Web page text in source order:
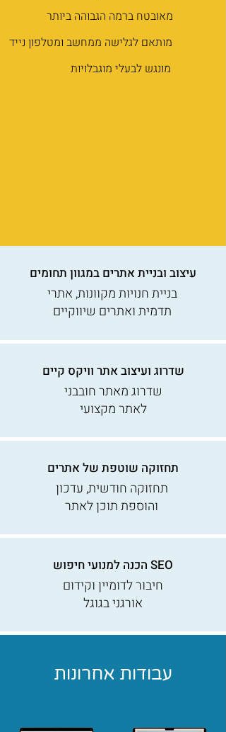
מאובטח ברמה הגבוהה ביותר
מותאם לגלישה ממחשב ומטלפון נייד
מונגש לבעלי מוגבלויות
עיצוב ובניית אתרים במגוון תחומים
בניית חנויות מקוונות, אתרי
תדמית ואתרים שיווקיים
שדרוג ועיצוב אתר וויקס קיים
שדרוג מאתר חובבני
לאתר מקצועי
תחזוקה שוטפת של אתרים
תחזוקה חודשית, עדכון
והוספת תוכן לאתר
SEO הכנה למנועי חיפוש
חיבור לדומיין וקידום
אורגני בגוגל
עבודות אחרונות